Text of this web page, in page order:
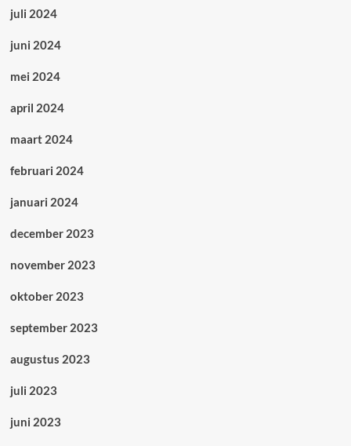
juli 2024
juni 2024
mei 2024
april 2024
maart 2024
februari 2024
januari 2024
december 2023
november 2023
oktober 2023
september 2023
augustus 2023
juli 2023
juni 2023